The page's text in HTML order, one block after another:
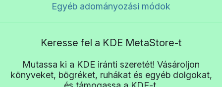
Egyéb adományozási módok
Keresse fel a KDE MetaStore-t
Mutassa ki a KDE iránti szeretét! Vásároljon
könyveket, bögréket, ruhákat és egyéb dolgokat,